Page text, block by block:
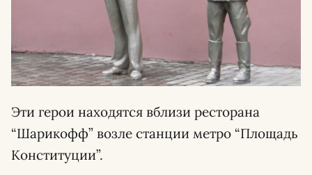
Эти герои находятся вблизи ресторана
“Шарикофф” возле станции метро “Площадь
Конституции”.